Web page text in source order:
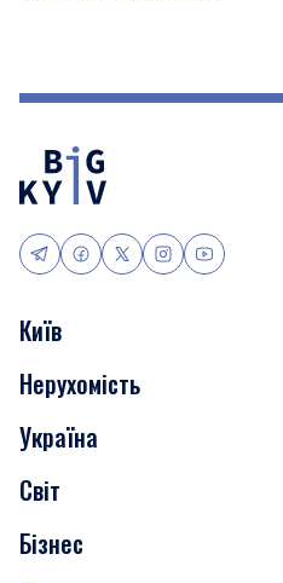
Київ
Події
Скандали
Нерухомість
Транспорт
Нерухомість
Україна
Світ
Бізнес